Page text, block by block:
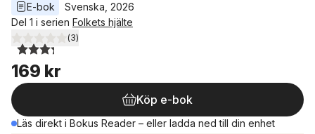
E-bok
Svenska 2026
Del 1 i serien Folkets hjälte
3,3utav 5 stjärnor. Totalt antal röster:
(3)
169 kr
Köp e-bok
Läs direkt i Bokus Reader – eller ladda ned till din enhet